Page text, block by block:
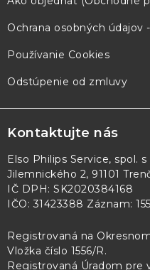
Ochrana osobných údajov
Používanie Cookies
Odstúpenie od zmluvy
Kontaktujte nás
Elso Philips Service, spol. s
Jilemnického 2, 91101
IČ DPH: SK2020384168
IČO: 31423388 Záznam:
Registrovaná na
Vložka číslo 1556/R.
Registrovaná Úradom pre